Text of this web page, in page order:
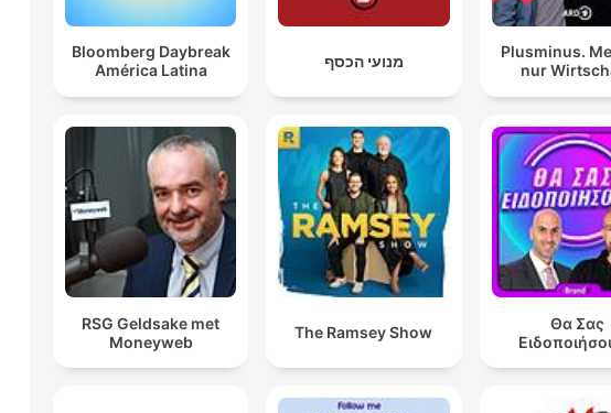
Bloomberg Daybreak
América Latina
מנועי הכסף
Plusminus.
nur
RSG Geldsake met
Moneyweb
The Ramsey Show
Θα Σας